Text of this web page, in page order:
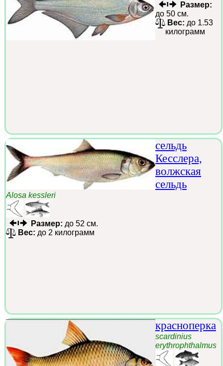
Размер:
до 50 см.
Вес: до 1.53
килограмм
сельдь
Кесслера,
волжская
сельдь
Alosa kessleri
Размер: до 52 см.
Вес: до 2 килограмм
красноперка
scardinius
erythrophthalmus